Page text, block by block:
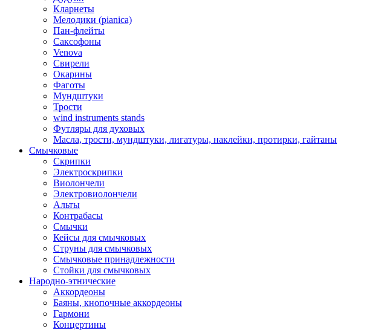
Кларнеты
Мелодики (pianica)
Пан-флейты
Саксофоны
Venova
Свирели
Окарины
Фаготы
Мундштуки
Трости
wind instruments stands
Футляры для духовых
Масла, трости, мундштуки, лигатуры, наклейки, протирки, гайтаны
Смычковые
Скрипки
Электроскрипки
Виолончели
Электровиолончели
Альты
Контрабасы
Смычки
Кейсы для смычковых
Струны для смычковых
Смычковые принадлежности
Стойки для смычковых
Народно-этнические
Аккордеоны
Баяны, кнопочные аккордеоны
Гармони
Концертины